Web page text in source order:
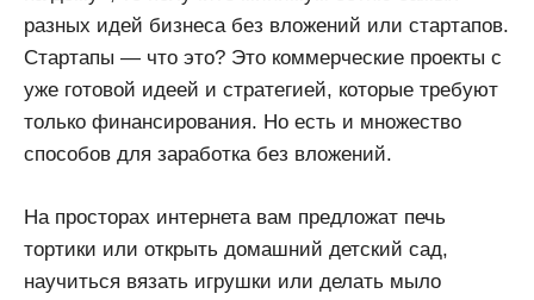
разных идей бизнеса без вложений или стартапов.
Стартапы — что это? Это коммерческие проекты с
уже готовой идеей и стратегией, которые требуют
только финансирования. Но есть и множество
способов для заработка без вложений.
На просторах интернета вам предложат печь
тортики или открыть домашний детский сад,
научиться вязать игрушки или делать мыло